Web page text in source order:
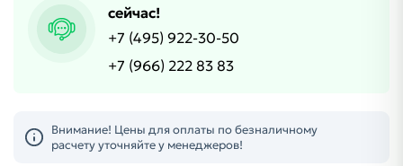
сейчас!
+7 (495) 922-30-50
+7 (966) 222 83 83
Внимание! Цены для оплаты по безналичному
расчету уточняйте у менеджеров!